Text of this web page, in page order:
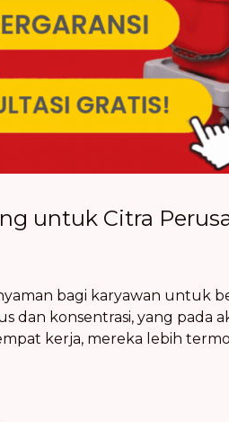
untuk Citra
bagi karyawan untuk
dan konsentrasi, yang pada
kerja, mereka lebih